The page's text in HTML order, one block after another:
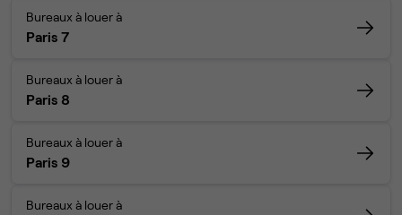
Bureaux à louer à
Paris 7
Bureaux à louer à
Paris 8
Bureaux à louer à
Paris 9
Bureaux à louer à